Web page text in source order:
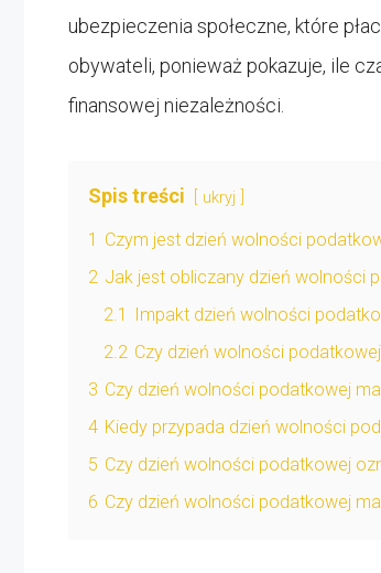
ubezpieczenia społeczne, które
obywateli, ponieważ pokazuje, ile
finansowej niezależności.
Spis treści ukryj
1 Czym jest dzień wolności
2 Jak jest obliczany dzień wolności
2.1
Impakt dzień wolności
2.2 Czy dzień wolności podatkowej
3 Czy dzień wolności podatkowej
4 Kiedy przypada dzień wolności
5 Czy dzień wolności podatkowej
6 Czy dzień wolności podatkowej